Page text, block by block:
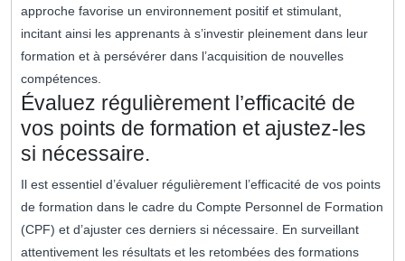
approche favorise un environnement positif et stimulant,
incitant ainsi les apprenants à s’investir pleinement dans leur
formation et à persévérer dans l’acquisition de nouvelles
compétences.
Évaluez régulièrement l’efficacité de
vos points de formation et ajustez-les
si nécessaire.
Il est essentiel d’évaluer régulièrement l’efficacité de vos points
de formation dans le cadre du Compte Personnel de Formation
(CPF) et d’ajuster ces derniers si nécessaire. En surveillant
attentivement les résultats et les retombées des formations